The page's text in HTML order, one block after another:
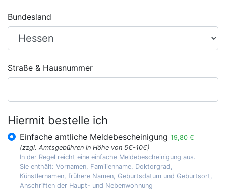
Bundesland
Straße & Hausnummer
Hiermit bestelle ich
Einfache amtliche Meldebescheinigung 19,80 €
(zzgl. Amtsgebühren in Höhe von 5€-10€)
In der Regel reicht eine einfache Meldebescheinigung aus.
Sie enthält: Vornamen, Familienname, Doktorgrad,
Künstlernamen, frühere Namen, Geburtsdatum und Geburtsort,
Anschriften der Haupt- und Nebenwohnung